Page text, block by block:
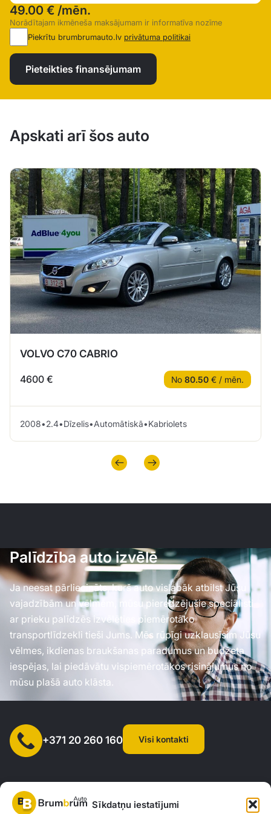
Sīkdatņu iestatījumi
49.00 € /mēn.
Norādītajam ikmēneša maksājumam ir informatīva nozīme
Piekrītu brumbrumauto.lv privātuma politikai
Pieteikties finansējumam
Apskati arī šos auto
VOLVO C70 CABRIO
4600 € No 80.50 € / mēn.
2008•2.4•Dīzelis•Automātiskā•Kabriolets
Palīdzība auto izvēlē
Ja neesat pārliecināts, kurš auto vislabāk atbilst Jūsu
vajadzībām un vēlmēm, mūsu pieredzējušie speciālisti
ar prieku palīdzēs izvēlēties piemērotāko
transportlīdzekli tieši Jums. Mēs rūpīgi uzklausīsim Jūsu
vēlmes, ikdienas braukšanas paradumus un budžeta
iespējas, lai piedāvātu vispiemērotākos risinājumus no
mūsu plašā auto klāsta.
+371 20 260 160 Visi kontakti